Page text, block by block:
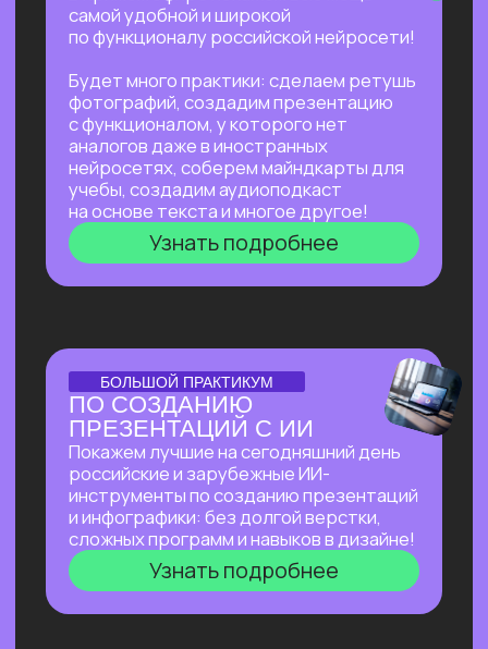
Нейросети для профессий вне IT—
инструменты для автоматизации, анализа
использования: от генерация текстов
и изображений до оптимизации рутинных
процессов.
ОТКРЫТАЯ ЛЕКЦИЯ
КАК ЗАПУСТИТЬ СТАРТАП
В 2026 БЕЗ КОМАНДЫ
И БЮДЖЕТА, НАНЯВ
НА РАБОТУ ИИ?
Расскажем, как изменился подход
к запуску стартапов с ИИ, что нужно для
успеха, и поделимся успешным опытом
Зерокодера — как из идеи вырос
многомиллионный бизнес, и как нам
удавалось привлекать инвестиции
даже в самое турбулентное время
Узнать подробнее
Старт в нейросетях
Нейросети для разработки и IT
Нейросети для профессий вне IT